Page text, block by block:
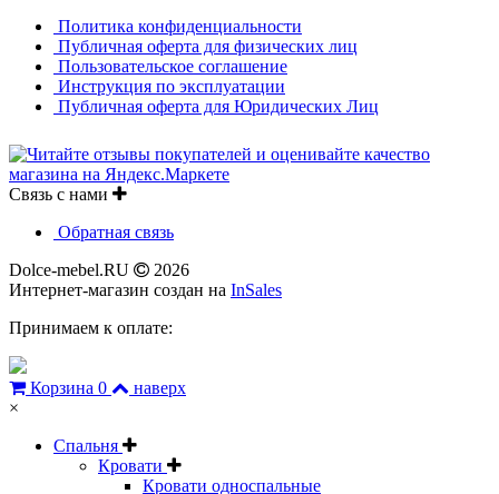
Политика конфиденциальности
Публичная оферта для физических лиц
Пользовательское соглашение
Инструкция по эксплуатации
Публичная оферта для Юридических Лиц
Связь с нами
Обратная связь
Dolce-mebel.RU
2026
Интернет-магазин создан на InSales
Принимаем к оплате:
Корзина 0
наверх
×
Спальня
Кровати
Кровати односпальные